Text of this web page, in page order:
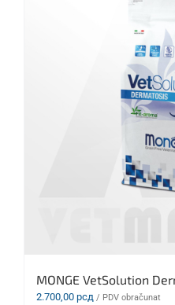
MONGE VetSolution
2.700,00 рсд / PDV obračunat